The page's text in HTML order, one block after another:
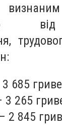
685
3 265
2 845